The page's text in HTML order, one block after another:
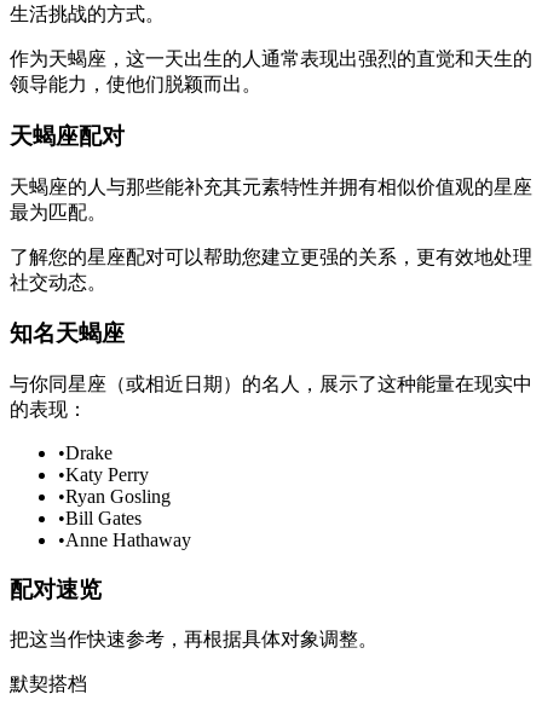
生活挑战的方式。
作为天蝎座，这一天出生的人通常表现出强烈的直觉和天生的
领导能力，使他们脱颖而出。
天蝎座配对
天蝎座的人与那些能补充其元素特性并拥有相似价值观的星座
最为匹配。
了解您的星座配对可以帮助您建立更强的关系，更有效地处理
社交动态。
知名天蝎座
与你同星座（或相近日期）的名人，展示了这种能量在现实中
的表现：
•Drake
•Katy Perry
•Ryan Gosling
•Bill Gates
•Anne Hathaway
配对速览
把这当作快速参考，再根据具体对象调整。
默契搭档